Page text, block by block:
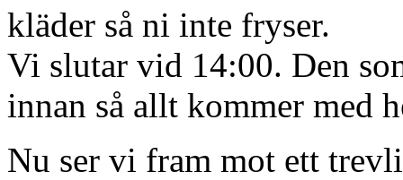
kläder så ni inte fryser.
Vi slutar vid 14:00. Den
innan så allt kommer med
Nu ser vi fram mot ett